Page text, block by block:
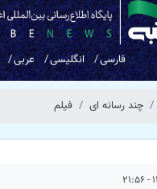
فارسی انگلیسی عربی
چند رسانه ای فیلم